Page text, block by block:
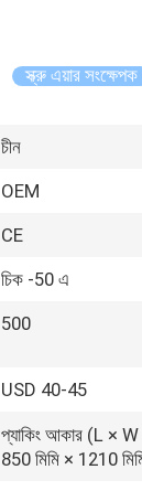
স্ক্রু এয়ার সংক্ষেপক
চীন
OEM
CE
চিক -50 এ
500
USD 40-45
প্যাকিং আকার (L ×
850 মিমি × 1210